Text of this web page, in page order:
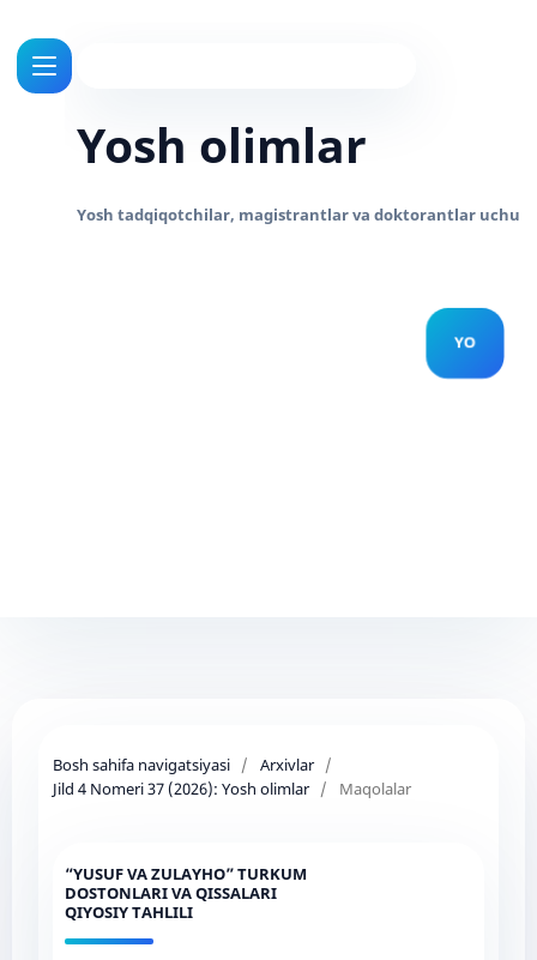
Yosh olimlar
Bosh sahifa navigatsiyasi / Arxivlar /
Jild 4 Nomeri 37 (2026): Yosh olimlar / Maqolalar
“YUSUF VA ZULAYHO” TURKUM
DOSTONLARI VA QISSALARI
QIYOSIY TAHLILI